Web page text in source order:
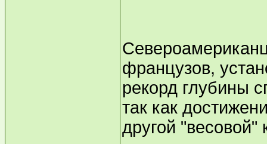
французов,
рекорд глубины
так как
другой "весовой"